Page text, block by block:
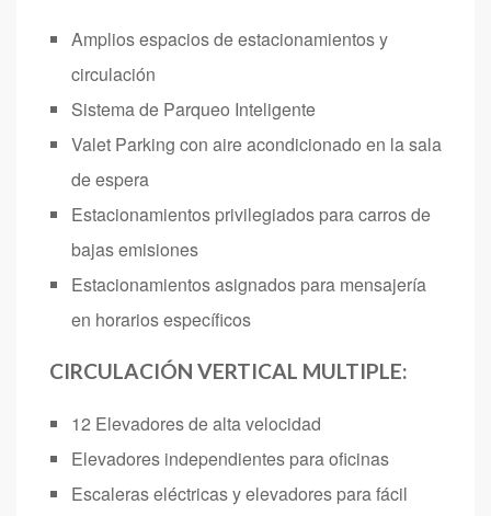
Amplios espacios de estacionamientos y
circulación
Sistema de Parqueo Inteligente
Valet Parking con aire acondicionado en la sala
de espera
Estacionamientos privilegiados para carros de
bajas emisiones
Estacionamientos asignados para mensajería
en horarios específicos
CIRCULACIÓN VERTICAL MULTIPLE:
12 Elevadores de alta velocidad
Elevadores independientes para oficinas
Escaleras eléctricas y elevadores para fácil